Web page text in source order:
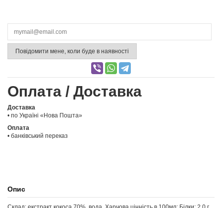
Повідомити мене, коли буде в наявності
Оплата / Доставка
Доставка
• по Україні «Нова Пошта»
Оплата
• банківський переказ
Опис